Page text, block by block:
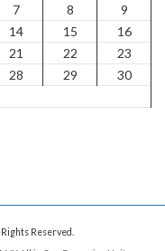
7 8
9
14 15
16
21 22
23
28 29
30
Reserved.